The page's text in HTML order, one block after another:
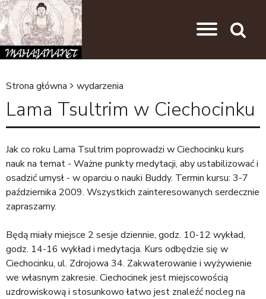
J
e
t
e
ś
t
u
t
a
j
Strona główna wydarzenia
Lama Tsultrim w Ciechocinku
Jak co roku Lama Tsultrim poprowadzi w Ciechocinku kurs
nauk na temat - Ważne punkty medytacji, aby ustabilizować i
osadzić umysł - w oparciu o nauki Buddy. Termin kursu: 3-7
października 2009. Wszystkich zainteresowanych serdecznie
zapraszamy.
Będą miały miejsce 2 sesje dziennie, godz. 10-12 wykład,
godz. 14-16 wykład i medytacja. Kurs odbędzie się w
Ciechocinku, ul. Zdrojowa 34. Zakwaterowanie i wyżywienie
we własnym zakresie. Ciechocinek jest miejscowością
uzdrowiskową i stosunkowo łatwo jest znaleźć nocleg na